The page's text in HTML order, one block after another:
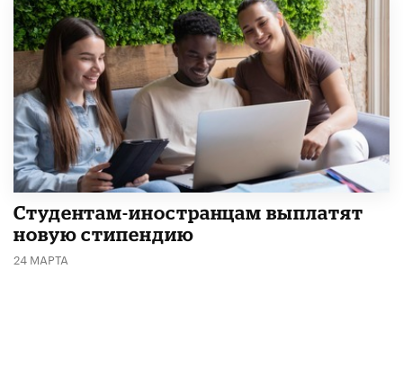
Студентам-иностранцам выплатят
новую стипендию
24 МАРТА